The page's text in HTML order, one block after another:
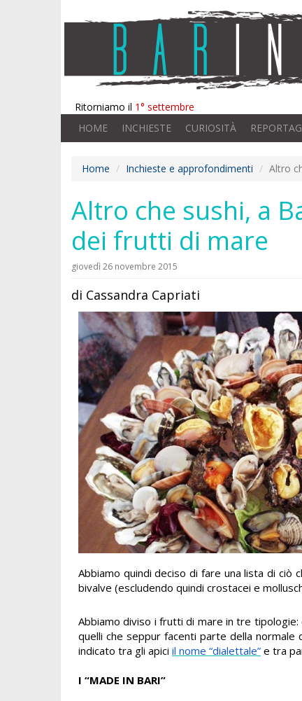
Ritorniamo il 1° settembre
HOME INCHIESTE CURIOSITÀ
Home Inchieste e approfondimenti Altro
Altro che sushi, a
dei frutti di mare
giovedì 26 novembre 2015
di Cassandra Capriati
Abbiamo quindi deciso di fare una lista di ciò
bivalve (escludendo quindi crostacei e
Abbiamo diviso i frutti di mare in tre
quelli che seppur facenti parte della
indicato tra gli apici il nome “dialettale” e tra
I “MADE IN BARI”